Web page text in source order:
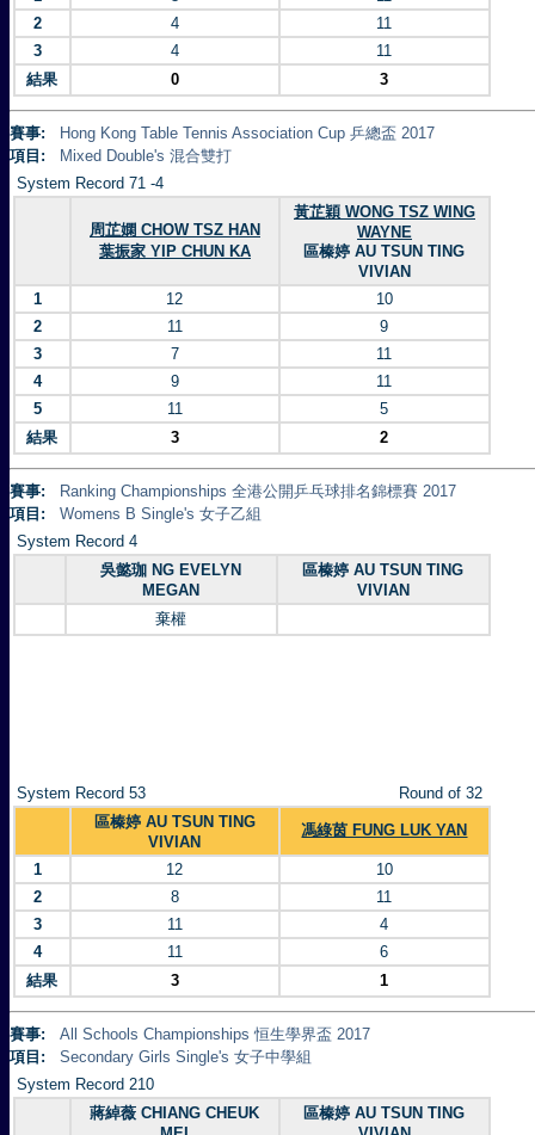
2
4
11
3
4
11
結果
0 3
賽事:
Hong Kong Table Tennis Association Cup 乒總盃 2017
項目:
Mixed Double's 混合雙打
System Record 71 -4
周芷嫻 CHOW TSZ HAN
葉振家 YIP CHUN KA
黃芷穎 WONG TSZ WING
WAYNE
區榛婷 AU TSUN TING
VIVIAN
1
12
10
2
11
9
3
7
11
4
9
11
5
11
5
結果
3 2
賽事:
Ranking Championships 全港公開乒乓球排名錦標賽 2017
項目:
Womens B Single's 女子乙組
System Record 4
吳懿珈 NG EVELYN
MEGAN
區榛婷 AU TSUN TING
VIVIAN
棄權
System Record 53
Round of 32
區榛婷 AU TSUN TING
VIVIAN
馮綠茵 FUNG LUK YAN
1 12
10
2
8
11
3
11
4
4
11
6
結果
3 1
賽事:
All Schools Championships 恒生學界盃 2017
項目:
Secondary Girls Single's 女子中學組
System Record 210
蔣綽薇 CHIANG CHEUK
區榛婷 AU TSUN TING